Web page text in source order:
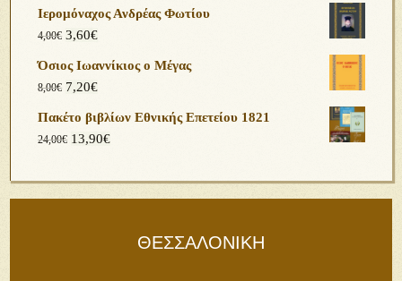
Ιερομόναχος Ανδρέας Φωτίου
4,00€ 3,60€
Όσιος Ιωαννίκιος ο Μέγας
8,00€ 7,20€
Πακέτο βιβλίων Εθνικής Επετείου 1821
24,00€ 13,90€
ΘΕΣΣΑΛΟΝΙΚΗ